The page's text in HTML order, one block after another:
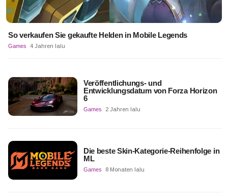
So verkaufen Sie gekaufte Helden in Mobile Legends
Games 4 Jahren lalu
Veröffentlichungs- und
Entwicklungsdatum von Forza Horizon
6
Games 2 Jahren lalu
Die beste Skin-Kategorie-Reihenfolge in
ML
Games 8 Monaten lalu